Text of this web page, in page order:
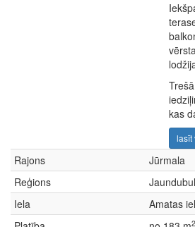
kas
lasīt
Rajons
Jūrmala
Reģions
Iela
Amatas
2